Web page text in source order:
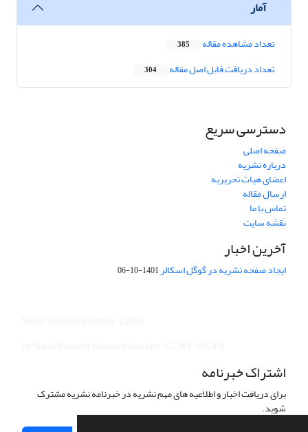
آمار
تعداد مشاهده مقاله 385
تعداد دریافت فایل اصل مقاله 304
دسترسی سریع
صفحه اصلی
درباره نشریه
اعضای هیات تحریریه
ارسال مقاله
تماس با ما
نقشه سایت
آخرین اخبار
ایجاد صفحه نشریه در گوگل اسکالر1401-10-06
اشتراک خبرنامه
برای دریافت اخبار و اطلاعیه های مهم نشریه در خبرنامه نشریه مشترک
شوید.